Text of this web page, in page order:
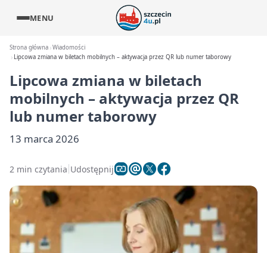
MENU
Strona główna Wiadomości
Lipcowa zmiana w biletach mobilnych – aktywacja przez QR lub numer taborowy
Lipcowa zmiana w biletach
mobilnych – aktywacja przez QR
lub numer taborowy
13 marca 2026
2 min czytania Udostępnij